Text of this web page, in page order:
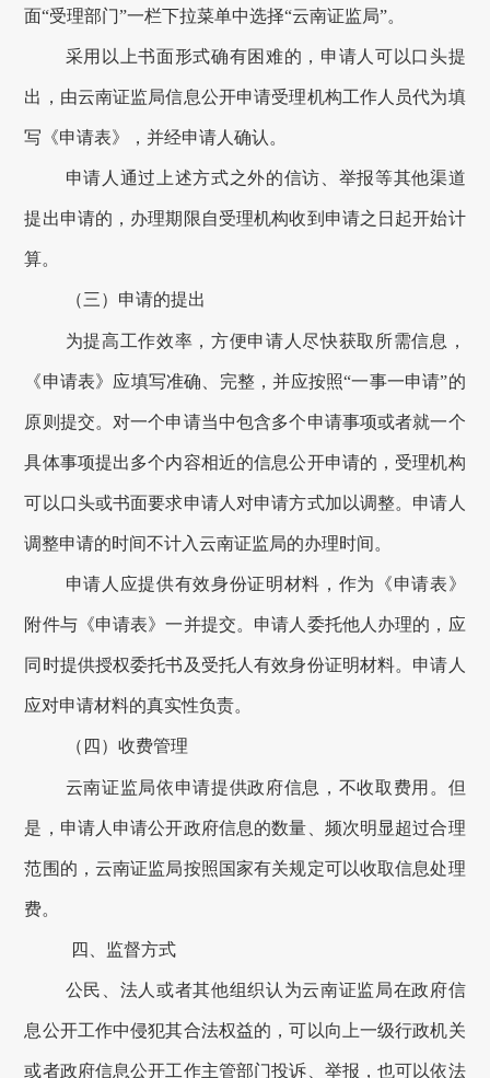
面“受理部门”一栏下拉菜单中选择“云南证监局”。
采用以上书面形式确有困难的，申请人可以口头提
出，由云南证监局信息公开申请受理机构工作人员代为填
写《申请表》，并经申请人确认。
申请人通过上述方式之外的信访、举报等其他渠道
提出申请的，办理期限自受理机构收到申请之日起开始计
算。
（三）申请的提出
为提高工作效率，方便申请人尽快获取所需信息，
《申请表》应填写准确、完整，并应按照“一事一申请”的
原则提交。对一个申请当中包含多个申请事项或者就一个
具体事项提出多个内容相近的信息公开申请的，受理机构
可以口头或书面要求申请人对申请方式加以调整。申请人
调整申请的时间不计入云南证监局的办理时间。
申请人应提供有效身份证明材料，作为《申请表》
附件与《申请表》一并提交。申请人委托他人办理的，应
同时提供授权委托书及受托人有效身份证明材料。申请人
应对申请材料的真实性负责。
（四）收费管理
云南证监局依申请提供政府信息，不收取费用。但
是，申请人申请公开政府信息的数量、频次明显超过合理
范围的，云南证监局按照国家有关规定可以收取信息处理
费。
四、监督方式
公民、法人或者其他组织认为云南证监局在政府信
息公开工作中侵犯其合法权益的，可以向上一级行政机关
或者政府信息公开工作主管部门投诉、举报，也可以依法